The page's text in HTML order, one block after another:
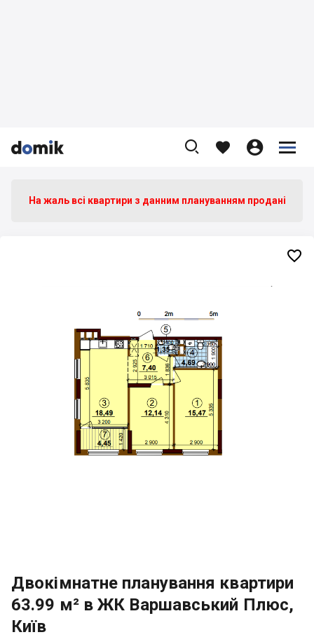


    


На жаль всі квартири з данним плануванням продані
Двокімнатне планування квартири
63.99 м² в ЖК Варшавський Плюс,
Київ
